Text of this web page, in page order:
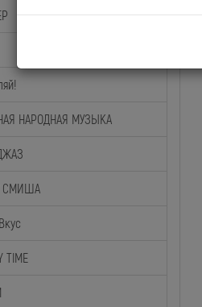
НАРОДНАЯ МУЗЫКА
СМИША
TIME